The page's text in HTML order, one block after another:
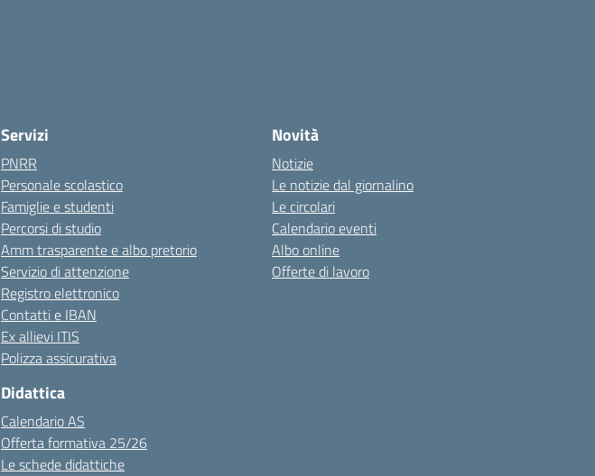
Servizi
PNRR
Personale scolastico
Famiglie e studenti
Percorsi di studio
Amm trasparente e albo pretorio
Servizio di attenzione
Registro elettronico
Contatti e IBAN
Ex allievi ITIS
Polizza assicurativa
Didattica
Calendario AS
Offerta formativa 25/26
Le schede didattiche
Novità
Notizie
Le notizie dal giornalino
Le circolari
Calendario eventi
Albo online
Offerte di lavoro